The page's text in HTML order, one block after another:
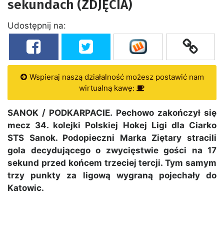
sekundach (ZDJĘCIA)
Udostępnij na:
Wspieraj naszą działalność możesz postawić nam
wirtualną kawę:
SANOK / PODKARPACIE. Pechowo zakończył się
mecz 34. kolejki Polskiej Hokej Ligi dla Ciarko
STS Sanok. Podopieczni Marka Ziętary stracili
gola decydującego o zwycięstwie gości na 17
sekund przed końcem trzeciej tercji. Tym samym
trzy punkty za ligową wygraną pojechały do
Katowic.